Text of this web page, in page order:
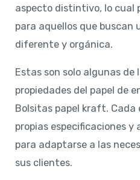
aspecto distintivo, lo
para aquellos que buscan
diferente y orgánica.
Estas son solo algunas
propiedades del papel de
Bolsitas papel kraft. Cada
propias especificaciones
para adaptarse a las
sus clientes.